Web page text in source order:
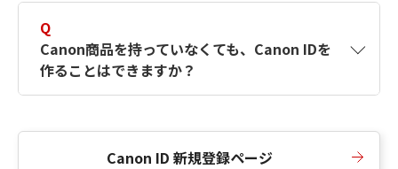
Q
Canon商品を持っていなくても、Canon IDを
作ることはできますか？
Canon ID 新規登録ページ